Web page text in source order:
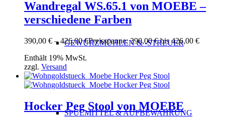
GEWÜRZMÜHLEN & -STREUER
SPÜLMITTEL & AUFBEWAHRUNG
Wandregal WS.65.1 von MOEBE –
verschiedene Farben
390,00 € –426,00€Preisspanne: 390,00 € bis 426,00 €
Enthält 19% MwSt.
zzgl. Versand
Hocker Peg Stool von MOEBE